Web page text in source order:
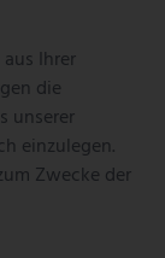
Ihrer
die
unserer
einzulegen.
Zwecke der